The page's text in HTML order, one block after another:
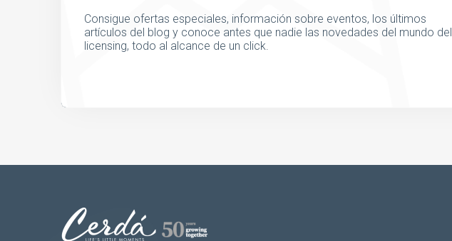
Consigue ofertas especiales, información sobre eventos, los últimos
artículos del blog y conoce antes que nadie las novedades del mundo del
licensing, todo al alcance de un click.